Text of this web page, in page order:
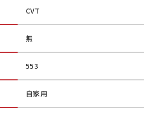
CVT
無
553
自家用